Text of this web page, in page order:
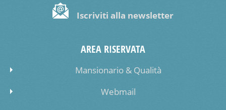
Iscriviti alla newsletter
AREA RISERVATA
Mansionario & Qualità
Webmail